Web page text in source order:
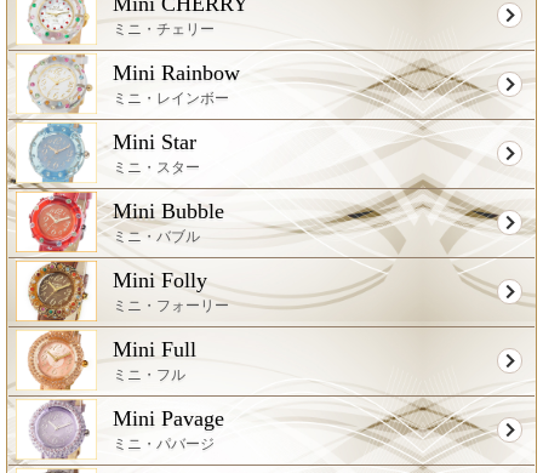
ミニ・チェリー
Mini Rainbow
ミニ・レインボー
Mini Star
ミニ・スター
Mini Bubble
ミニ・バブル
Mini Folly
ミニ・フォーリー
Mini Full
ミニ・フル
Mini Pavage
ミニ・パバージ